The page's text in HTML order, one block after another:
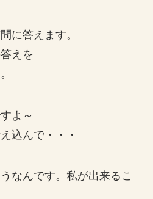
に答えます。
えを
よ～
込んで・・・
なんです。私が出来るこ